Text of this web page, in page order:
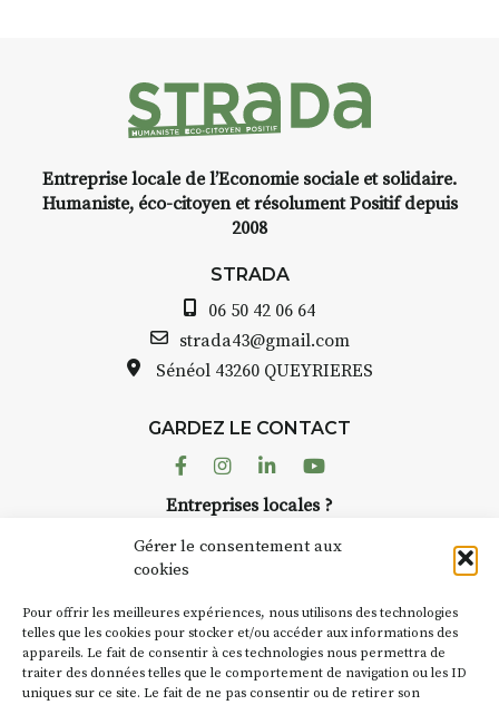
Gérer le consentement aux
cookies
Pour offrir les meilleures expériences, nous utilisons des technologies
telles que les cookies pour stocker et/ou accéder aux informations des
appareils. Le fait de consentir à ces technologies nous permettra de
traiter des données telles que le comportement de navigation ou les ID
uniques sur ce site. Le fait de ne pas consentir ou de retirer son
Entreprise locale de l’Economie sociale et solidaire.
Humaniste, éco-citoyen et résolument Positif depuis
2008
STRADA
06 50 42 06 64
strada43@gmail.com
Sénéol 43260 QUEYRIERES
GARDEZ LE CONTACT
FacebookInstagram
LinkedinYoutube
Entreprises locales ?
Suivez toute l'actu de Strada